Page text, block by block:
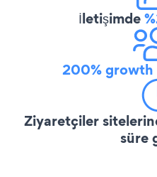
İletişimde
200% growth
Ziyaretçiler
süre